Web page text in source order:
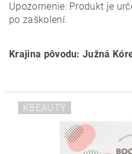
Upozornenie: Produkt je
po zaškolení.
Krajina pôvodu: Južná
KBEAUTY